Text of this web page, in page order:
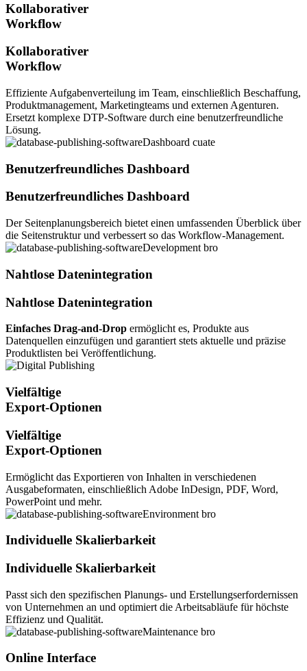
Kollaborativer
Workflow
Kollaborativer
Workflow
Effiziente Aufgabenverteilung im Team, einschließlich Beschaffung,
Produktmanagement, Marketingteams und externen Agenturen.
Ersetzt komplexe DTP-Software durch eine benutzerfreundliche
Lösung.
Benutzerfreundliches Dashboard
Benutzerfreundliches Dashboard
Der Seitenplanungsbereich bietet einen umfassenden Überblick über
die Seitenstruktur und verbessert so das Workflow-Management.
Nahtlose Datenintegration
Nahtlose Datenintegration
Einfaches Drag-and-Drop ermöglicht es, Produkte aus
Datenquellen einzufügen und garantiert stets aktuelle und präzise
Produktlisten bei Veröffentlichung.
Vielfältige
Export-Optionen
Vielfältige
Export-Optionen
Ermöglicht das Exportieren von Inhalten in verschiedenen
Ausgabeformaten, einschließlich Adobe InDesign, PDF, Word,
PowerPoint und mehr.
Individuelle Skalierbarkeit
Individuelle Skalierbarkeit
Passt sich den spezifischen Planungs- und Erstellungserfordernissen
von Unternehmen an und optimiert die Arbeitsabläufe für höchste
Effizienz und Qualität.
Online Interface